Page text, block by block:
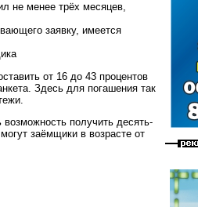
не менее трёх месяцев,
заявку, имеется
от 16 до 43 процентов
Здесь для погашения так
получить десять-
заёмщики в возрасте от